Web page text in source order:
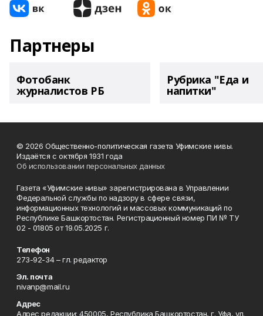
Партнеры
Фотобанк
журналистов РБ
Рубрика "Еда и
напитки"
© 2026 Общественно-политическая газета Уфимские нивы.
Издаётся с октября 1931 года
Об использовании персональных данных
Газета «Уфимские нивы» зарегистрирована в Управлении
Федеральной службы по надзору в сфере связи,
информационных технологий и массовых коммуникаций по
Республике Башкортостан. Регистрационный номер ПИ № ТУ
02 - 01805 от 19.05.2025 г.
Телефон
273-92-34 – гл. редактор
Эл. почта
nivanp@mail.ru
Адрес
Адрес редакции: 450005, Республика Башкортостан, г. Уфа, ул.